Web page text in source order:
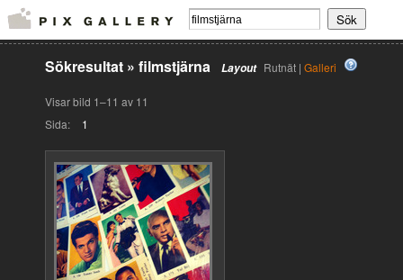
Layout Rutnät | Galleri
Sökresultat » filmstjärna
Visar bild 1–11 av 11
Sida:
1